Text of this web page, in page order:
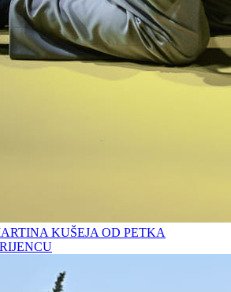
KUŠEJA OD PETKA